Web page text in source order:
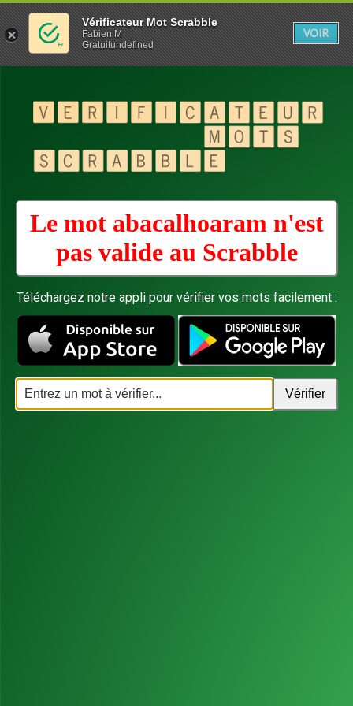
Le mot abacalhoaram n'est
pas valide au Scrabble
Téléchargez notre appli pour vérifier vos mots facilement :
Vérificateur Mot Scrabble
Fabien M
Gratuitundefined
VOIR